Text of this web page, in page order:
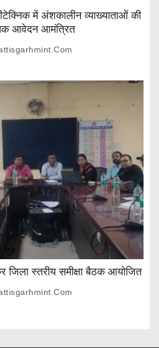
में अंशकालीन व्याख्याताओं की
आवेदन आमंत्रित
जिला स्तरीय समीक्षा बैठक आयोजित